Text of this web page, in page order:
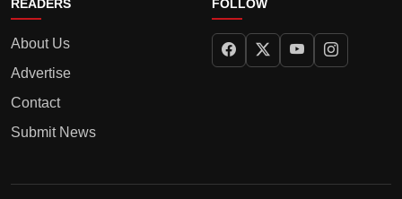
READERS
About Us
Advertise
Contact
Submit News
FOLLOW